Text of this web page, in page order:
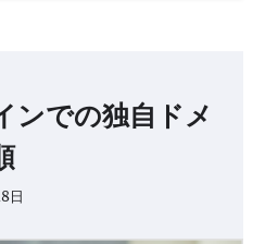
ンでの独自ドメ
日